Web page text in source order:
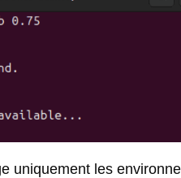
uniquement les